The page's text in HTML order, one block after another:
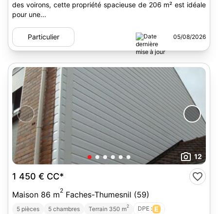
des voirons, cette propriété spacieuse de 206 m² est idéale
pour une...
Particulier 05/08/2026
12
1 450 € CC*
Maison 86 m2 Faches-Thumesnil (59)
5 pièces 5 chambres Terrain 350 m2 DPE : E